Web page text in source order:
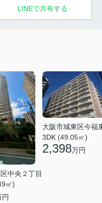
LINEで共有する
中央２丁目
㎡)
円
大阪市城東区今福
3DK (49.05㎡)
2,398万円